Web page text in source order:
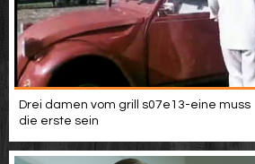
Drei damen vom grill s07e13-eine muss
die erste sein